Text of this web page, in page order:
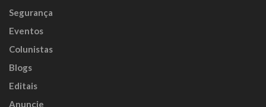
Segurança
Eventos
Colunistas
Blogs
Editais
Anuncie